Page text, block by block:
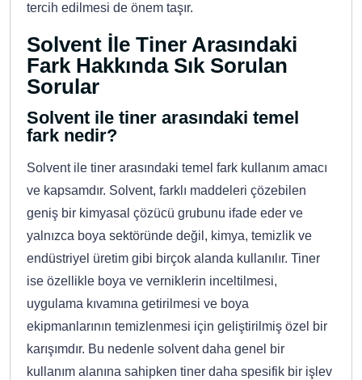
tercih edilmesi de önem taşır.
Solvent İle Tiner Arasındaki
Fark Hakkında Sık Sorulan
Sorular
Solvent ile tiner arasındaki temel
fark nedir?
Solvent ile tiner arasındaki temel fark kullanım amacı
ve kapsamdır. Solvent, farklı maddeleri çözebilen
geniş bir kimyasal çözücü grubunu ifade eder ve
yalnızca boya sektöründe değil, kimya, temizlik ve
endüstriyel üretim gibi birçok alanda kullanılır. Tiner
ise özellikle boya ve verniklerin inceltilmesi,
uygulama kıvamına getirilmesi ve boya
ekipmanlarının temizlenmesi için geliştirilmiş özel bir
karışımdır. Bu nedenle solvent daha genel bir
kullanım alanına sahipken tiner daha spesifik bir işlev